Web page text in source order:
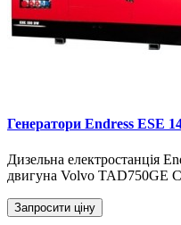
Генератори Endress ESE
Дизельна електростанція
двигуна Volvo TAD750GE
Запросити ціну